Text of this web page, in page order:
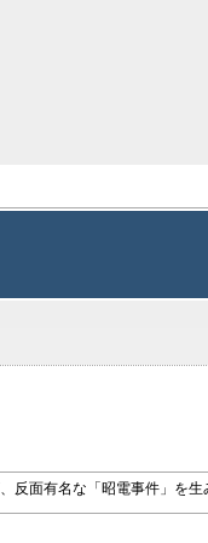
面有名な「昭電事件」を生